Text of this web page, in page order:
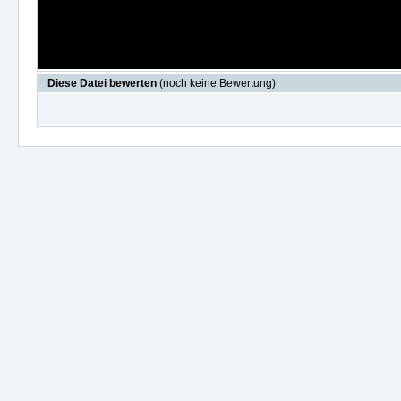
Diese Datei bewerten (noch keine Bewertung)